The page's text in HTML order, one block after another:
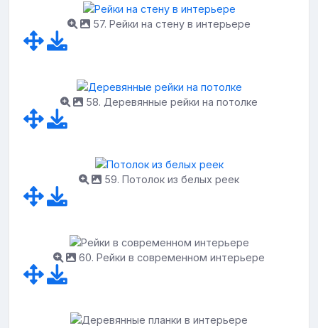
57. Рейки на стену в интерьере
58. Деревянные рейки на потолке
59. Потолок из белых реек
60. Рейки в современном интерьере